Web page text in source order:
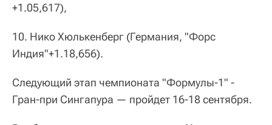
+1.05,617),
10. Нико Хюлькенберг (Германия, "Форс
Индия"+1.18,656).
Следующий этап чемпионата "Формулы-1" -
Гран-при Сингапура — пройдет 16-18 сентября.